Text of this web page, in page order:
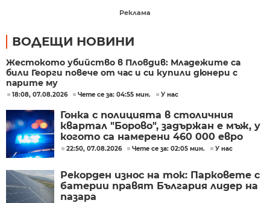
Реклама
ВОДЕЩИ НОВИНИ
Жестокото убийство в Пловдив: Младежите са
били Георги повече от час и си купили дюнери с
парите му
18:08, 07.08.2026 Чете се за: 04:55 мин. У нас
Гонка с полицията в столичния
квартал "Борово", задържан е мъж, у
когото са намерени 460 000 евро
22:50, 07.08.2026 Чете се за: 02:05 мин. У нас
Рекорден износ на ток: Парковете с
батерии правят България лидер на
пазара